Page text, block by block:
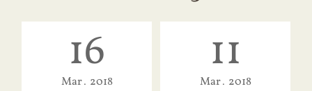
16
Mar 2018
11
Mar 2018